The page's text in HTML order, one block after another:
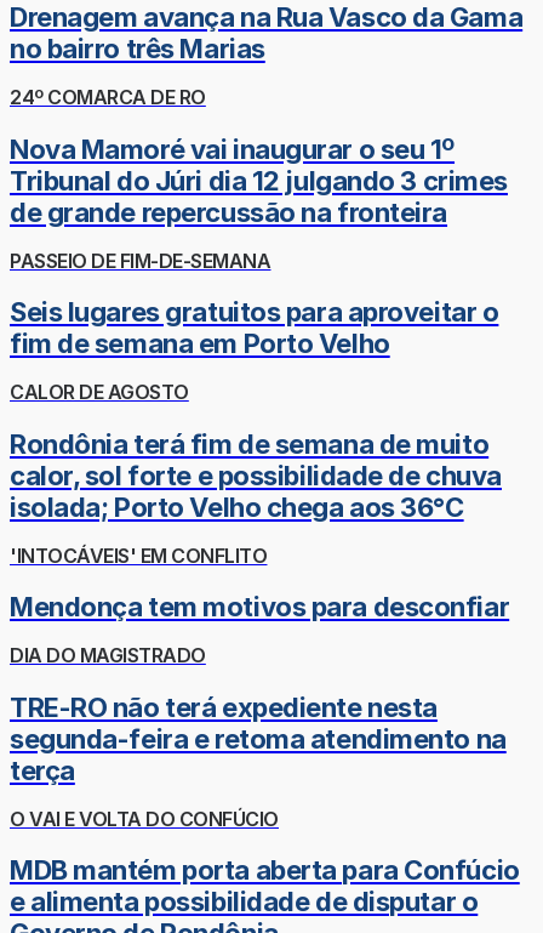
Drenagem avança na Rua Vasco da Gama
no bairro três Marias
24º COMARCA DE RO
Nova Mamoré vai inaugurar o seu 1º
Tribunal do Júri dia 12 julgando 3 crimes
de grande repercussão na fronteira
PASSEIO DE FIM-DE-SEMANA
Seis lugares gratuitos para aproveitar o
fim de semana em Porto Velho
CALOR DE AGOSTO
Rondônia terá fim de semana de muito
calor, sol forte e possibilidade de chuva
isolada; Porto Velho chega aos 36°C
'INTOCÁVEIS' EM CONFLITO
Mendonça tem motivos para desconfiar
DIA DO MAGISTRADO
TRE-RO não terá expediente nesta
segunda-feira e retoma atendimento na
terça
O VAI E VOLTA DO CONFÚCIO
MDB mantém porta aberta para Confúcio
e alimenta possibilidade de disputar o